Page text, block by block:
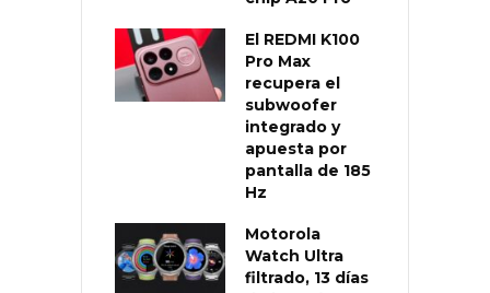
El REDMI K100
Pro Max
recupera el
subwoofer
integrado y
apuesta por
pantalla de 185
Hz
Motorola
Watch Ultra
filtrado, 13 días